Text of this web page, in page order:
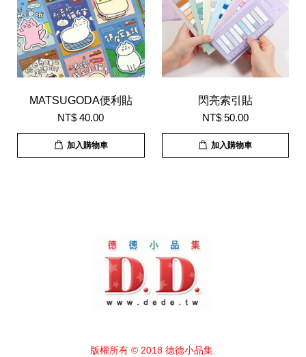
MATSUGODA便利貼
NT$ 40.00
加入購物車
閃亮索引貼
NT$ 50.00
加入購物車
版權所有 © 2018 德德小品集.